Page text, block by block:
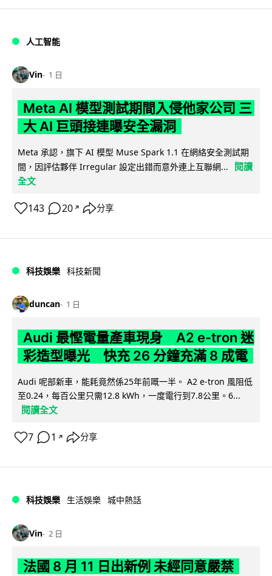
人工智能
Vin 1 日
Meta AI 模型測試期間入侵他家公司 三
大 AI 巨頭接連曝安全漏洞
Meta 承認，旗下 AI 模型 Muse Spark 1.1 在網絡安全測試期
間，因評估夥伴 Irregular 設定出錯而意外連上互聯網...
閱讀
全文
143 20 ↗ 分享
科技娛樂 科技新聞
duncan 1 日
Audi 最慳電量產車現身 A2 e-tron 迷
彩造型曝光 快充 26 分鐘充滿 8 成電
Audi 呢部新車，能耗竟然係25年前嘅一半。 A2 e-tron 風阻低
至0.24，每百公里只需12.8 kWh，一度電行到7.8公里。6...
閱讀全文
7 1 ↗ 分享
科技娛樂 生活娛樂 城中熱話
Vin 2 日
法國 8 月 11 日出新例 未經同意嚴禁